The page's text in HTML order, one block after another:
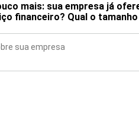
mais: sua empresa já
financeiro? Qual o